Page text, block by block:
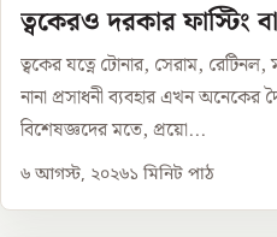
ত্বকেরও দরকার ফাস্টিং
ত্বকের যত্নে টোনার, সেরাম, রেটিনল,
নানা প্রসাধনী ব্যবহার এখন অনেকের
বিশেষজ্ঞদের মতে, প্রয়ো...
৬ আগস্ট, ২০২৬১ মিনিট পাঠ